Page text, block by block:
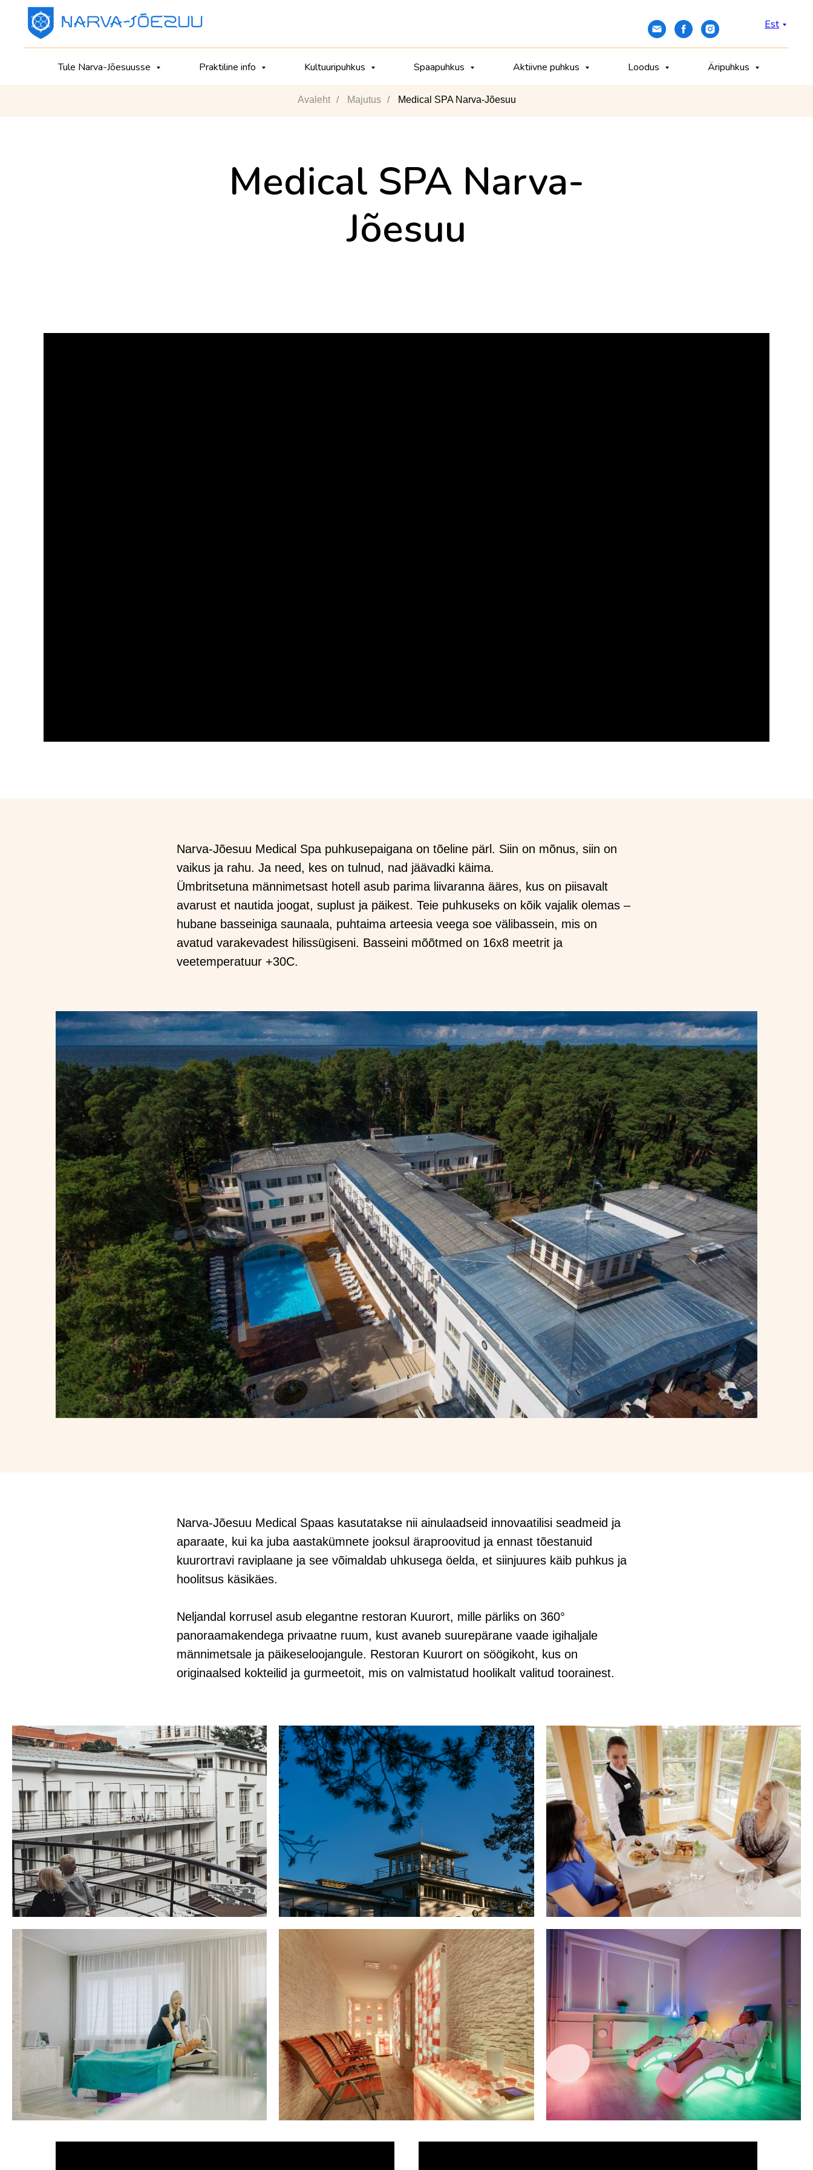
Est
Tule Narva-Jõesuusse Praktiline info Kultuuripuhkus Spaapuhkus Aktiivne puhkus Loodus Äripuhkus
Avaleht / Majutus / Medical SPA Narva-Jõesuu
Medical SPA Narva-
Jõesuu
Narva-Jõesuu Medical Spa puhkusepaigana on tõeline pärl. Siin on mõnus, siin on
vaikus ja rahu. Ja need, kes on tulnud, nad jäävadki käima.
Ümbritsetuna männimetsast hotell asub parima liivaranna ääres, kus on piisavalt
avarust et nautida joogat, suplust ja päikest. Teie puhkuseks on kõik vajalik olemas –
hubane basseiniga saunaala, puhtaima arteesia veega soe välibassein, mis on
avatud varakevadest hilissügiseni. Basseini mõõtmed on 16x8 meetrit ja
veetemperatuur +30C.
Narva-Jõesuu Medical Spaas kasutatakse nii ainulaadseid innovaatilisi seadmeid ja
aparaate, kui ka juba aastakümnete jooksul äraproovitud ja ennast tõestanuid
kuurortravi raviplaane ja see võimaldab uhkusega öelda, et siinjuures käib puhkus ja
hoolitsus käsikäes.
Neljandal korrusel asub elegantne restoran Kuurort, mille pärliks on 360°
panoraamakendega privaatne ruum, kust avaneb suurepärane vaade igihaljale
männimetsale ja päikeseloojangule. Restoran Kuurort on söögikoht, kus on
originaalsed kokteilid ja gurmeetoit, mis on valmistatud hoolikalt valitud toorainest.